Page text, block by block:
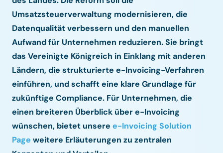
Umsatzsteuerverwaltung modernisieren, die
Datenqualität verbessern und den manuellen
Aufwand für Unternehmen reduzieren. Sie bringt
das Vereinigte Königreich in Einklang mit anderen
Ländern, die strukturierte e-Invoicing-Verfahren
einführen, und schafft eine klare Grundlage für
zukünftige Compliance. Für Unternehmen, die
einen breiteren Überblick über e-Invoicing
wünschen, bietet unsere e-Invoicing Solution
Page weitere Erläuterungen zu zentralen